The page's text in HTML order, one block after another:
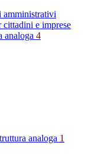
amministrativi
e imprese
analoga 4
analoga 1